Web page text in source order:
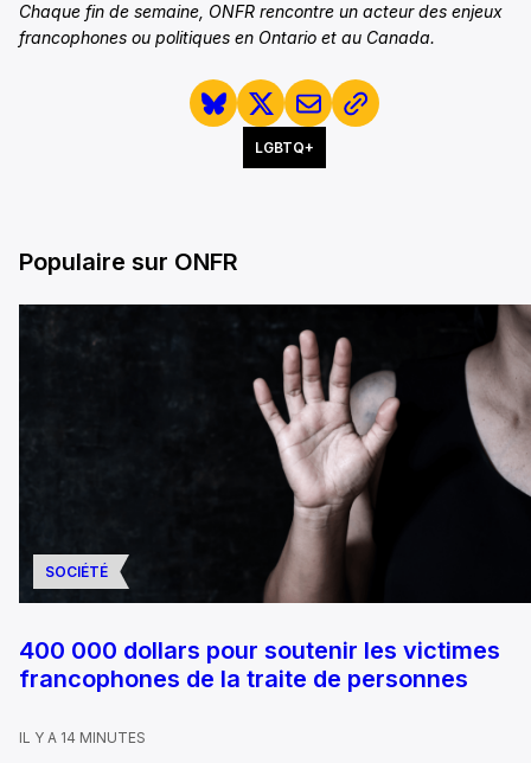
Chaque fin de semaine, ONFR rencontre un acteur des enjeux
francophones ou politiques en Ontario et au Canada.
LGBTQ+
Populaire sur ONFR
SOCIÉTÉ
400 000 dollars pour soutenir les victimes
francophones de la traite de personnes
IL Y A 14 MINUTES